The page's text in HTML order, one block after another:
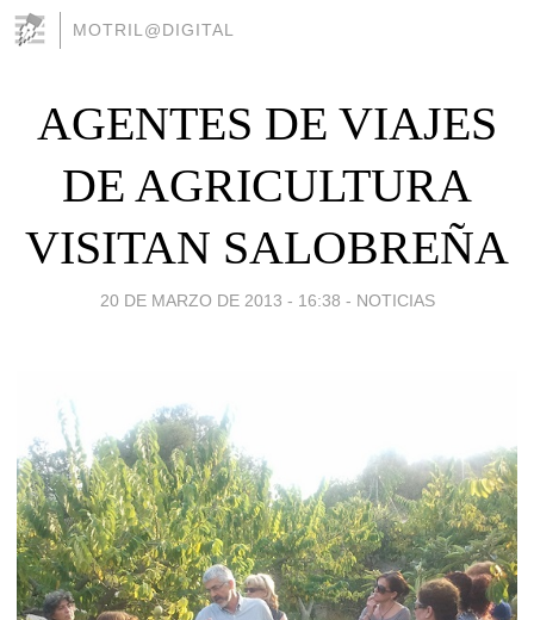
MOTRIL@DIGITAL
AGENTES DE VIAJES
DE AGRICULTURA
VISITAN SALOBREÑA
20 DE MARZO DE 2013 - 16:38 - NOTICIAS